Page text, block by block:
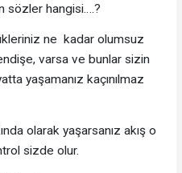
sözler hangisi….?
ne kadar olumsuz
varsa ve bunlar sizin
yaşamanız kaçınılmaz
olarak yaşarsanız akış o
sizde olur.